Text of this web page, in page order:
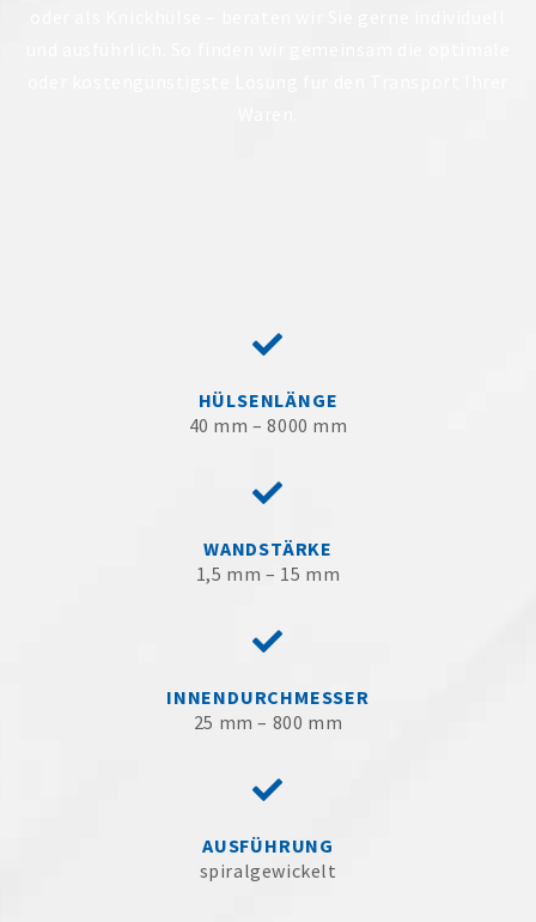
HÜLSENLÄNGE
40 mm – 8000 mm
WANDSTÄRKE
1,5 mm – 15 mm
INNENDURCHMESSER
25 mm – 800 mm
AUSFÜHRUNG
spiralgewickelt